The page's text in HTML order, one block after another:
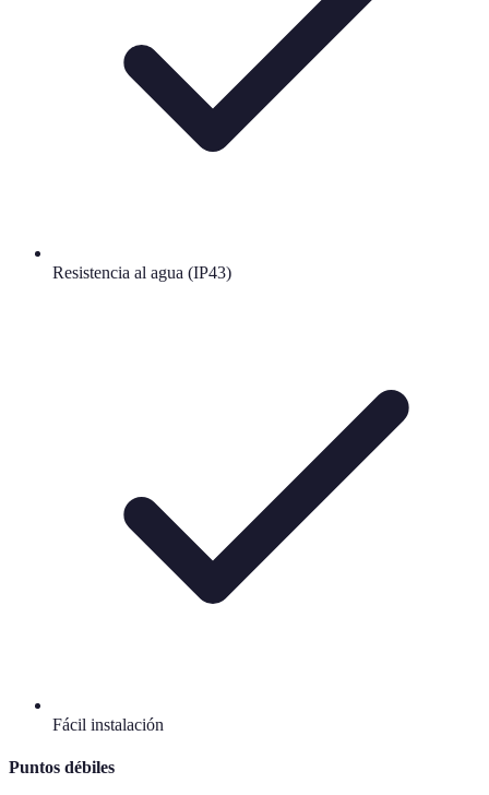
Resistencia al agua (IP43)
Fácil instalación
Puntos débiles